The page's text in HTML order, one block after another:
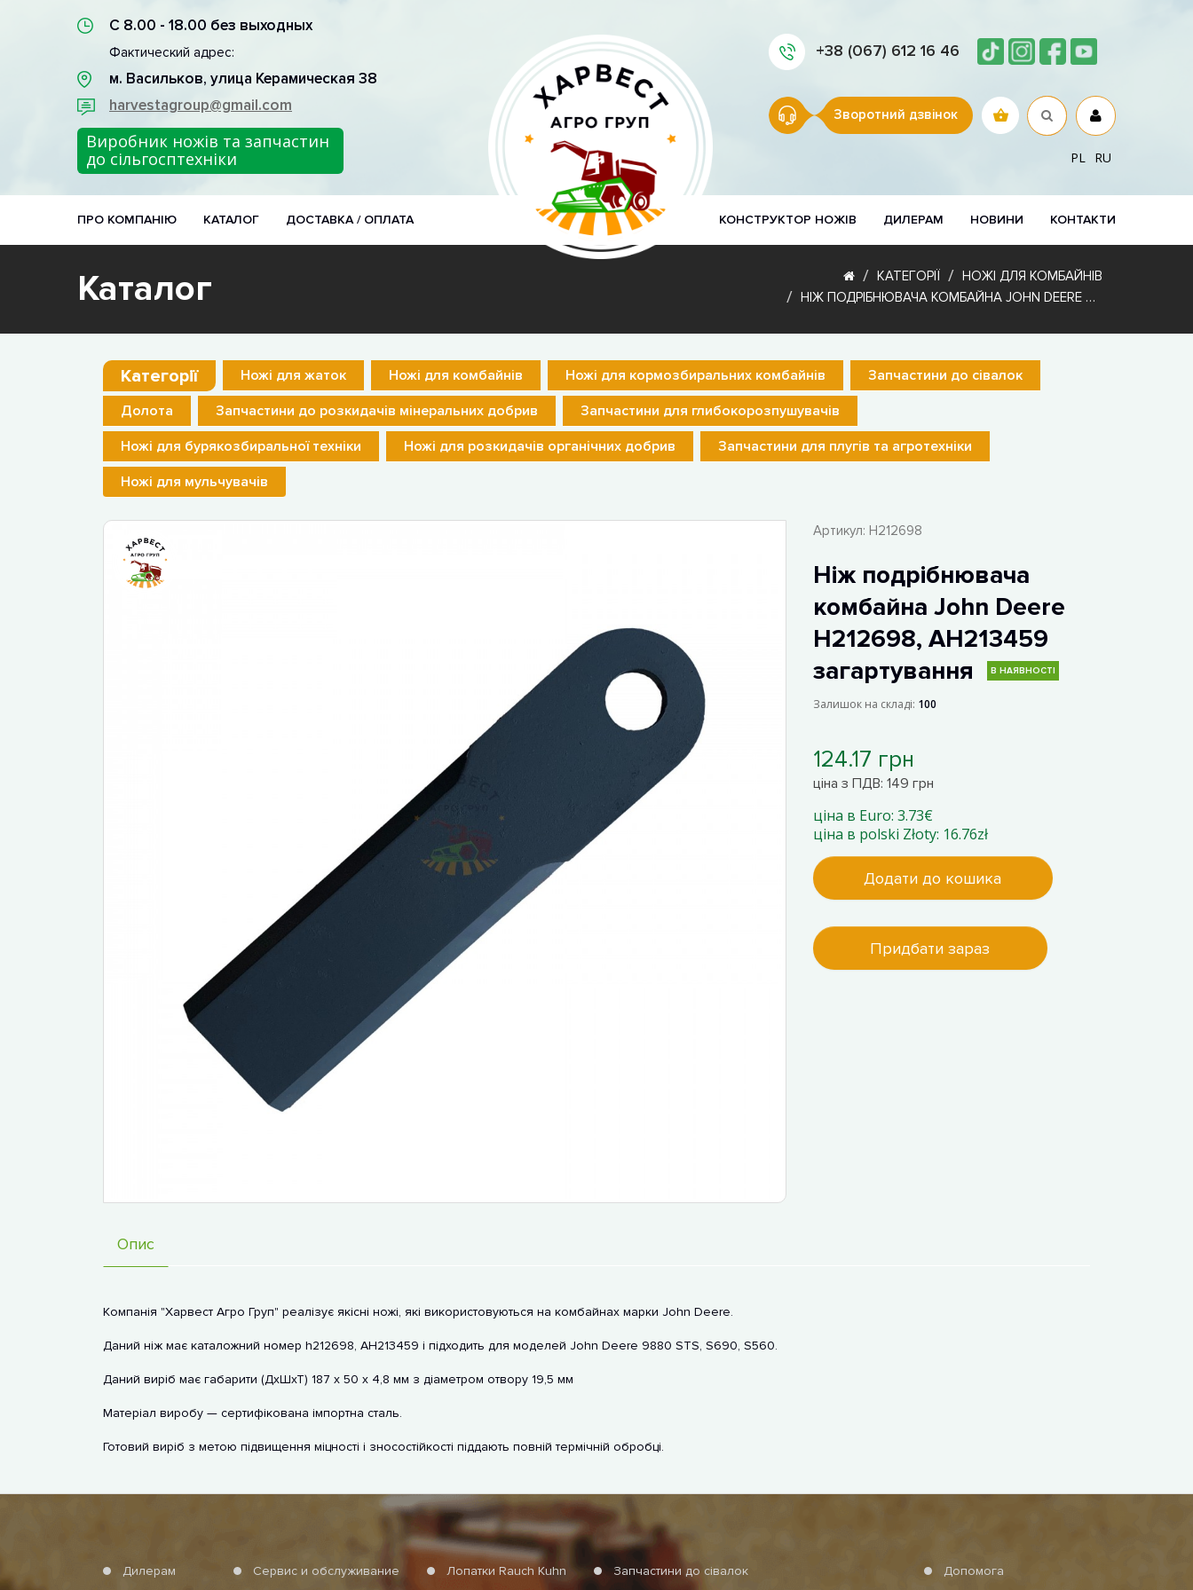
С 8.00 - 18.00 без выходных
Фактический адрес:
м. Васильков, улица Керамическая 38
harvestagroup@gmail.com
Виробник ножів та запчастин
до сільгосптехніки
+38 (067) 612 16 46
Зворотний дзвінок
PL RU
ПРО КОМПАНІЮ КАТАЛОГ ДОСТАВКА / ОПЛАТА КОНСТРУКТОР НОЖІВ ДИЛЕРАМ НОВИНИ КОНТАКТИ
Каталог КАТЕГОРІЇ
НОЖІ ДЛЯ КОМБАЙНІВ
НІЖ ПОДРІБНЮВАЧА КОМБАЙНА JOHN DEERE H212698, AH213459 ЗАГАРТУВАННЯ
Категорії Ножі для жаток Ножі для комбайнів Ножі для кормозбиральних комбайнів
Запчастини до сівалок
Долота
Запчастини до розкидачів мінеральних добрив
Запчастини для глибокорозпушувачів
Ножі для бурякозбиральної техніки
Ножі для розкидачів органічних добрив
Запчастини для плугів та агротехніки
Ножі для мульчувачів
Артикул: H212698
Ніж подрібнювача
комбайна John Deere
H212698, AH213459
загартування
В НАЯВНОСТІ
Залишок на складі: 100
124.17 грн
ціна з ПДВ: 149 грн
ціна в Euro: 3.73€
ціна в polski Złoty: 16.76zł
Додати до кошика
Придбати зараз
Опис
Компанія "Харвест Агро Груп" реалізує якісні ножі, які використовуються на комбайнах марки John Deere.
Даний ніж має каталожний номер h212698, AH213459 і підходить для моделей John Deere 9880 STS, S690, S560.
Даний виріб має габарити (ДхШхТ) 187 х 50 х 4,8 мм з діаметром отвору 19,5 мм
Матеріал виробу — сертифікована імпортна сталь.
Готовий виріб з метою підвищення міцності і зносостійкості піддають повній термічній обробці.
Дилерам Сервис и обслуживание Лопатки Rauch Kuhn Запчастини до сівалок Допомога